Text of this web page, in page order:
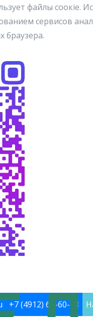
файлы cоокіe.
сервисов
браузера.
+7 (4912) 60-60-48